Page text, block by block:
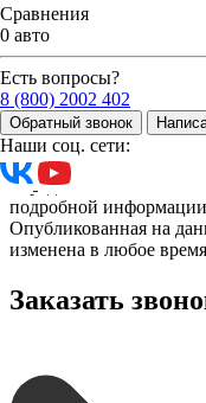
Сравнения
0 авто
Есть вопросы?
8 (800) 2002 402
Обратный звонок
Наши соц. сети:
История компании
Контакты
Акции
Сервис
Политика
Вся представленная на
информационный
определяемой
подробной
Опубликованная на
изменена в любое
Заказать